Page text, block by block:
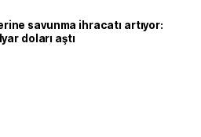
savunma ihracatı artıyor:
doları aştı